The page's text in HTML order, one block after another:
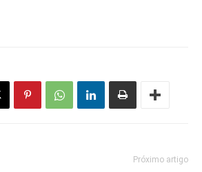
Próximo artigo